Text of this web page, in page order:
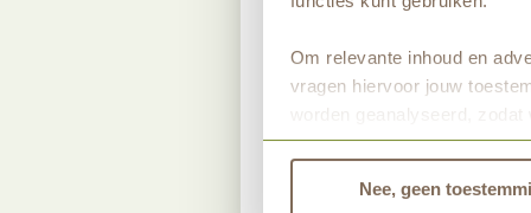
Om relevante inhoud en
vragen hiervoor jouw
worden geanalyseerd,
Bekijk dan de andere
Nee, geen
de grond
te laten